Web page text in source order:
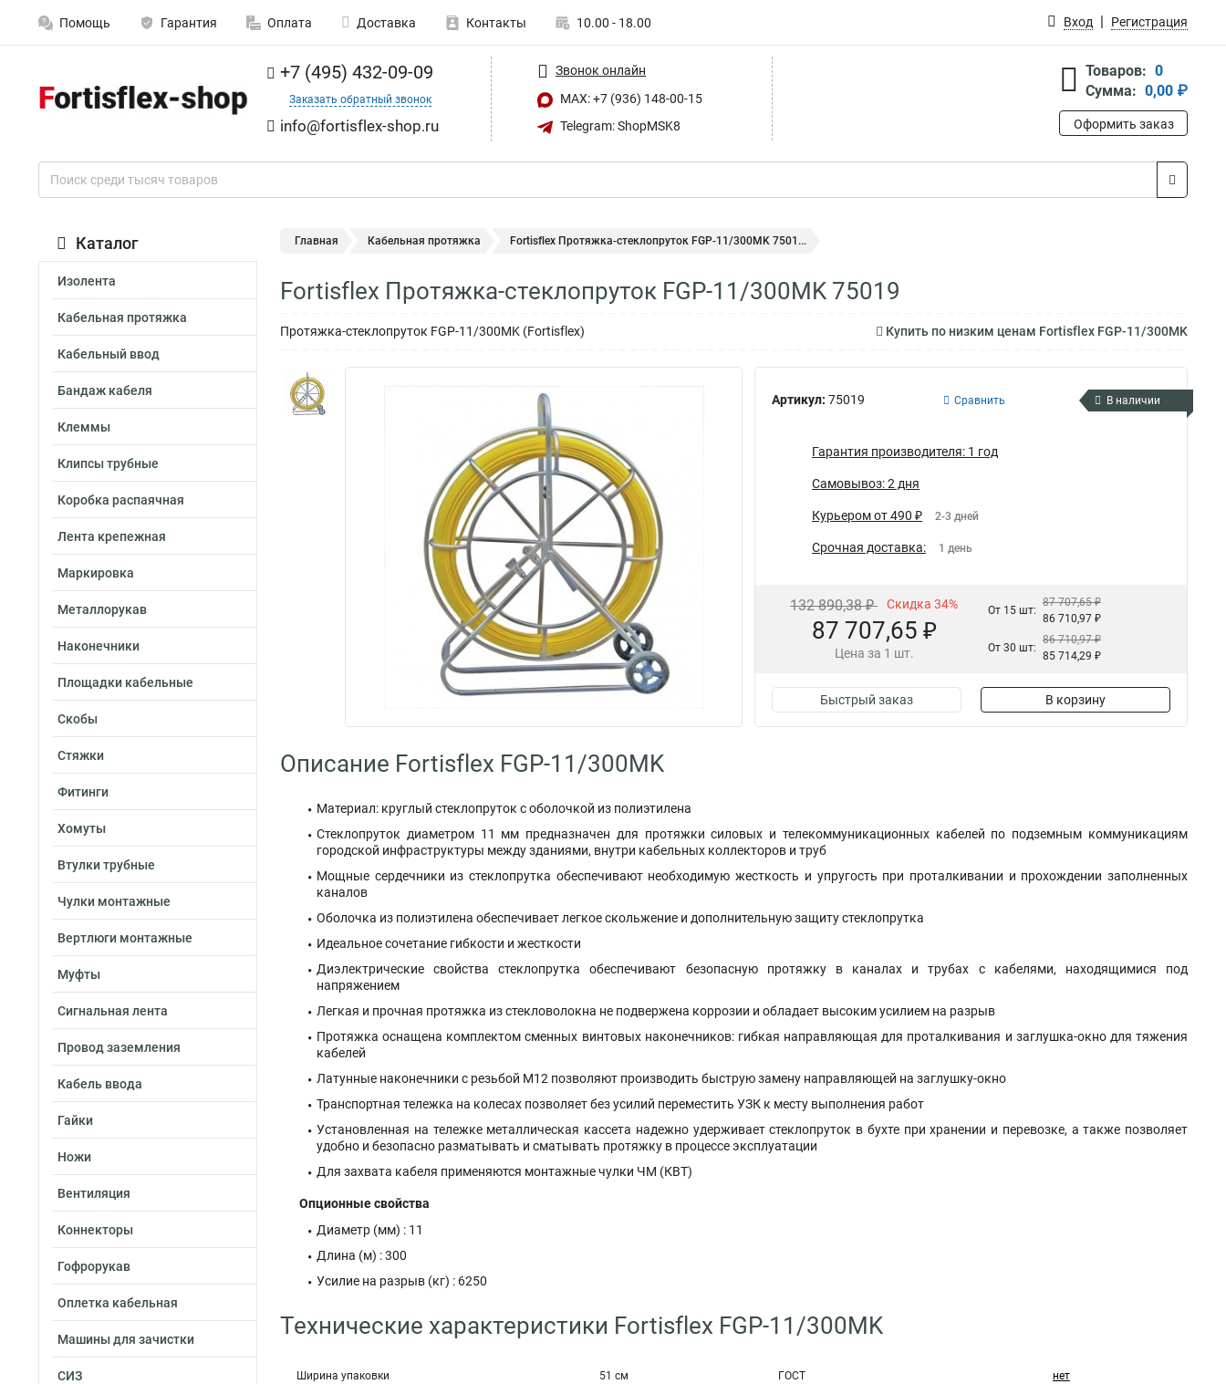
Помощь Гарантия Оплата Доставка Контакты 10.00 - 18.00 Вход Регистрация
+7 (495) 432-09-09
Заказать обратный звонок
info@fortisflex-shop.ru
Звонок онлайн
MAX: +7 (936) 148-00-15
Telegram: ShopMSK8
Товаров: 0
Сумма: 0,00 ₽
Оформить заказ
Каталог
Изолента
Кабельная протяжка
Кабельный ввод
Бандаж кабеля
Клеммы
Клипсы трубные
Коробка распаячная
Лента крепежная
Маркировка
Металлорукав
Наконечники
Площадки кабельные
Скобы
Стяжки
Фитинги
Хомуты
Втулки трубные
Чулки монтажные
Вертлюги монтажные
Муфты
Сигнальная лента
Провод заземления
Кабель ввода
Гайки
Ножи
Вентиляция
Коннекторы
Гофрорукав
Оплетка кабельная
Машины для зачистки
СИЗ
Главная Кабельная протяжка Fortisflex Протяжка-стеклопруток FGP-11/300MK 7501...
Fortisflex Протяжка-стеклопруток FGP-11/300MK 75019
Протяжка-стеклопруток FGP-11/300MK (Fortisflex) Купить по низким ценам Fortisflex FGP-11/300MK
Артикул: 75019 Сравнить В наличии
Гарантия производителя: 1 год
Самовывоз: 2 дня
Курьером от 490 ₽ 2-3 дней
Срочная доставка: 1 день
132 890,38 ₽ Скидка 34%
87 707,65 ₽
Цена за 1 шт.
От 15 шт:
87 707,65 ₽
86 710,97 ₽
От 30 шт:
86 710,97 ₽
85 714,29 ₽
Быстрый заказ В корзину
Описание Fortisflex FGP-11/300MK
Материал: круглый стеклопруток с оболочкой из полиэтилена
Стеклопруток диаметром 11 мм предназначен для протяжки силовых и телекоммуникационных кабелей по подземным коммуникациям
городской инфраструктуры между зданиями, внутри кабельных коллекторов и труб
Мощные сердечники из стеклопрутка обеспечивают необходимую жесткость и упругость при проталкивании и прохождении заполненных
каналов
Оболочка из полиэтилена обеспечивает легкое скольжение и дополнительную защиту стеклопрутка
Идеальное сочетание гибкости и жесткости
Диэлектрические свойства стеклопрутка обеспечивают безопасную протяжку в каналах и трубах с кабелями, находящимися под
напряжением
Легкая и прочная протяжка из стекловолокна не подвержена коррозии и обладает высоким усилием на разрыв
Протяжка оснащена комплектом сменных винтовых наконечников: гибкая направляющая для проталкивания и заглушка-окно для тяжения
кабелей
Латунные наконечники с резьбой М12 позволяют производить быструю замену направляющей на заглушку-окно
Транспортная тележка на колесах позволяет без усилий переместить УЗК к месту выполнения работ
Установленная на тележке металлическая кассета надежно удерживает стеклопруток в бухте при хранении и перевозке, а также позволяет
удобно и безопасно разматывать и сматывать протяжку в процессе эксплуатации
Для захвата кабеля применяются монтажные чулки ЧМ (КВТ)
Опционные свойства
Диаметр (мм) : 11
Длина (м) : 300
Усилие на разрыв (кг) : 6250
Технические характеристики Fortisflex FGP-11/300MK
Ширина упаковки 51 см ГОСТ нет